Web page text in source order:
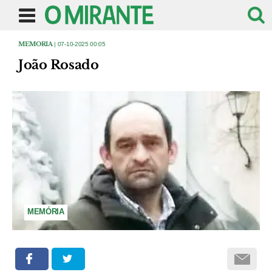
MEMORIA | 07-10-2025 00:05
João Rosado
MEMÓRIA